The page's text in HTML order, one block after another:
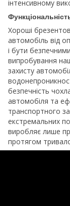
інтенсивному
Хороші
автомобіль від
і бути
випробування
захисту
безпечність
автомобіля та
транспортного
екстремальних
виробляє лише
протягом